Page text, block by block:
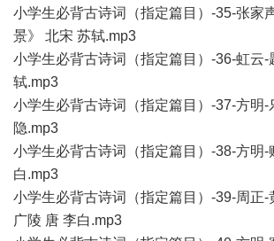
小学生必背古诗词（指定篇目）-35-张家
景》 北宋 苏轼.mp3
小学生必背古诗词（指定篇目）-36-虹云-
轼.mp3
小学生必背古诗词（指定篇目）-37-方明-
隐.mp3
小学生必背古诗词（指定篇目）-38-方明-
白.mp3
小学生必背古诗词（指定篇目）-39-周正-
广陵 唐 李白.mp3